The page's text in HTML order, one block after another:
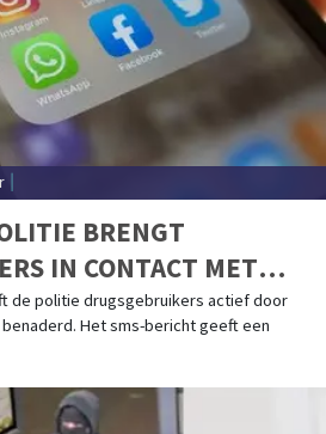
BRENGT
IN CONTACT MET
de politie drugsgebruikers actief door
Het sms-bericht geeft een